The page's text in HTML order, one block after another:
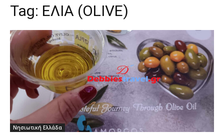
Tag: ΕΛΙΑ (OLIVE)
Νησιωτική Ελλάδα